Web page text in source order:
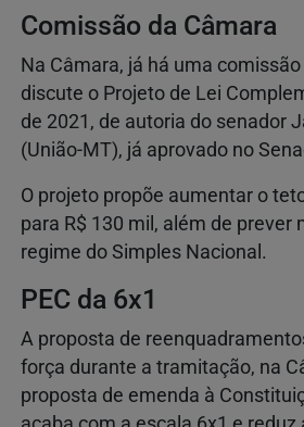
Comissão da Câmara
Na Câmara, já há uma
discute o Projeto de Lei
de 2021, de autoria do senador
(União-MT), já aprovado no
O projeto propõe aumentar o
para R$ 130 mil, além de prever
regime do Simples Nacional.
PEC da 6x1
A proposta de
força durante a tramitação, na
proposta de emenda à